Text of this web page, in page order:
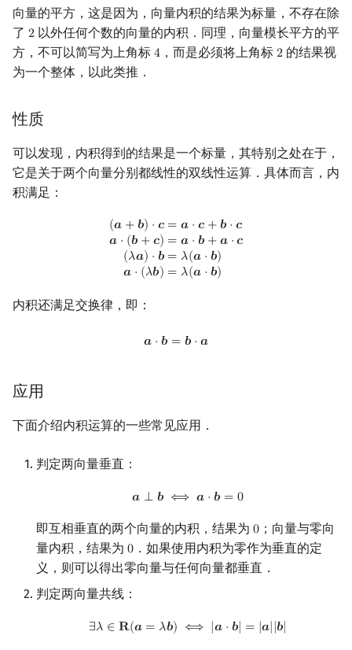
Min_25 筛
洲阁筛
Meissel–Lehmer 算法
连分数
矩阵树定理
LGV 引理
支配树
图上随机游走
向量的平方，这是因为，向量内积的结果为标量，不存在除
了 2
2 以外任何个数的向量的内积．同理，向量模长平方的平
方，不可以简写为上角标 4
4 ，而是必须将上角标 2
2 的结果视
为一个整体，以此类推．
性质
可以发现，内积得到的结果是一个标量，其特别之处在于，
它是关于两个向量分别都线性的双线性运算．具体而言，内
积满足：
(𝒂 +𝒃) ⋅ 𝒄 = 𝒂 ⋅ 𝒄 +𝒃 ⋅ 𝒄
𝒂 ⋅ (𝒃 +𝒄) = 𝒂 ⋅ 𝒃 +𝒂 ⋅𝒄
(𝜆𝒂) ⋅ 𝒃 = 𝜆(𝒂 ⋅ 𝒃)
𝒂 ⋅ (𝜆𝒃) = 𝜆(𝒂 ⋅ 𝒃)
a⋅(b+c)= a ⋅b +a ⋅c ( λa )⋅b= λ (a
内积还满足交换律，即：
𝒂 ⋅ 𝒃 = 𝒃 ⋅ 𝒂
a ⋅b=b⋅a
应用
下面介绍内积运算的一些常见应用．
判定两向量垂直：
𝒂 ⟂ 𝒃 ⟺ 𝒂 ⋅ 𝒃 = 0
⟂ b⟺ a⋅ b =0
即互相垂直的两个向量的内积，结果为 0
0 ；向量与零向
量内积，结果为 0
0 ．如果使用内积为零作为垂直的定
义，则可以得出零向量与任何向量都垂直．
判定两向量共线：
∃𝜆 ∈ 𝐑(𝒂 = 𝜆𝒃) ⟺ |𝒂 ⋅ 𝒃| = |𝒂||𝒃|
∃ λ∈R a= λ b) ⟺| ⋅b = |a ||b|